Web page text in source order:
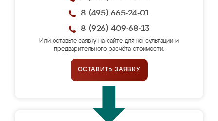
8 (495) 665-24-01
8 (926) 409-68-13
Или оставьте заявку на сайте для консультации и
предварительного расчёта стоимости.
ОСТАВИТЬ ЗАЯВКУ